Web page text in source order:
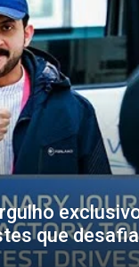
que